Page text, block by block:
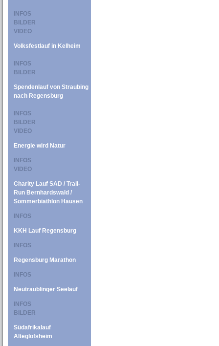
INFOS
BILDER
VIDEO
Volksfestlauf in Kelheim
INFOS
BILDER
Spendenlauf von Straubing
nach Regensburg
INFOS
BILDER
VIDEO
Energie wird Natur
INFOS
VIDEO
Charity Lauf SAD / Trail-
Run Bernhardswald /
Sommerbiathlon Hausen
INFOS
KKH Lauf Regensburg
INFOS
Regensburg Marathon
INFOS
Neutraublinger Seelauf
INFOS
BILDER
Südafrikalauf
Alteglofsheim